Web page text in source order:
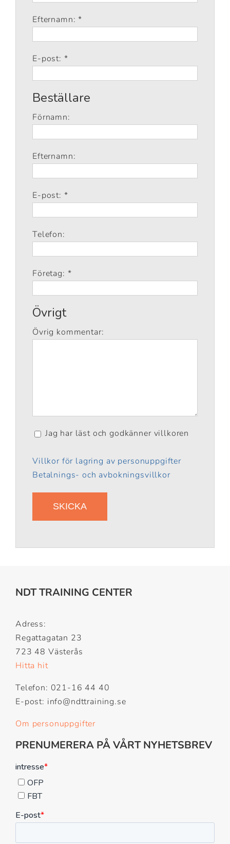
Efternamn: *
E-post: *
Beställare
Förnamn:
Efternamn:
E-post: *
Telefon:
Företag: *
Övrigt
Övrig kommentar:
Jag har läst och godkänner villkoren
Villkor för lagring av personuppgifter
Betalnings- och avbokningsvillkor
NDT TRAINING CENTER
Adress:
Regattagatan 23
723 48 Västerås
Hitta hit
Telefon: 021-16 44 40
E-post: info@ndttraining.se
Om personuppgifter
PRENUMERERA PÅ VÅRT NYHETSBREV